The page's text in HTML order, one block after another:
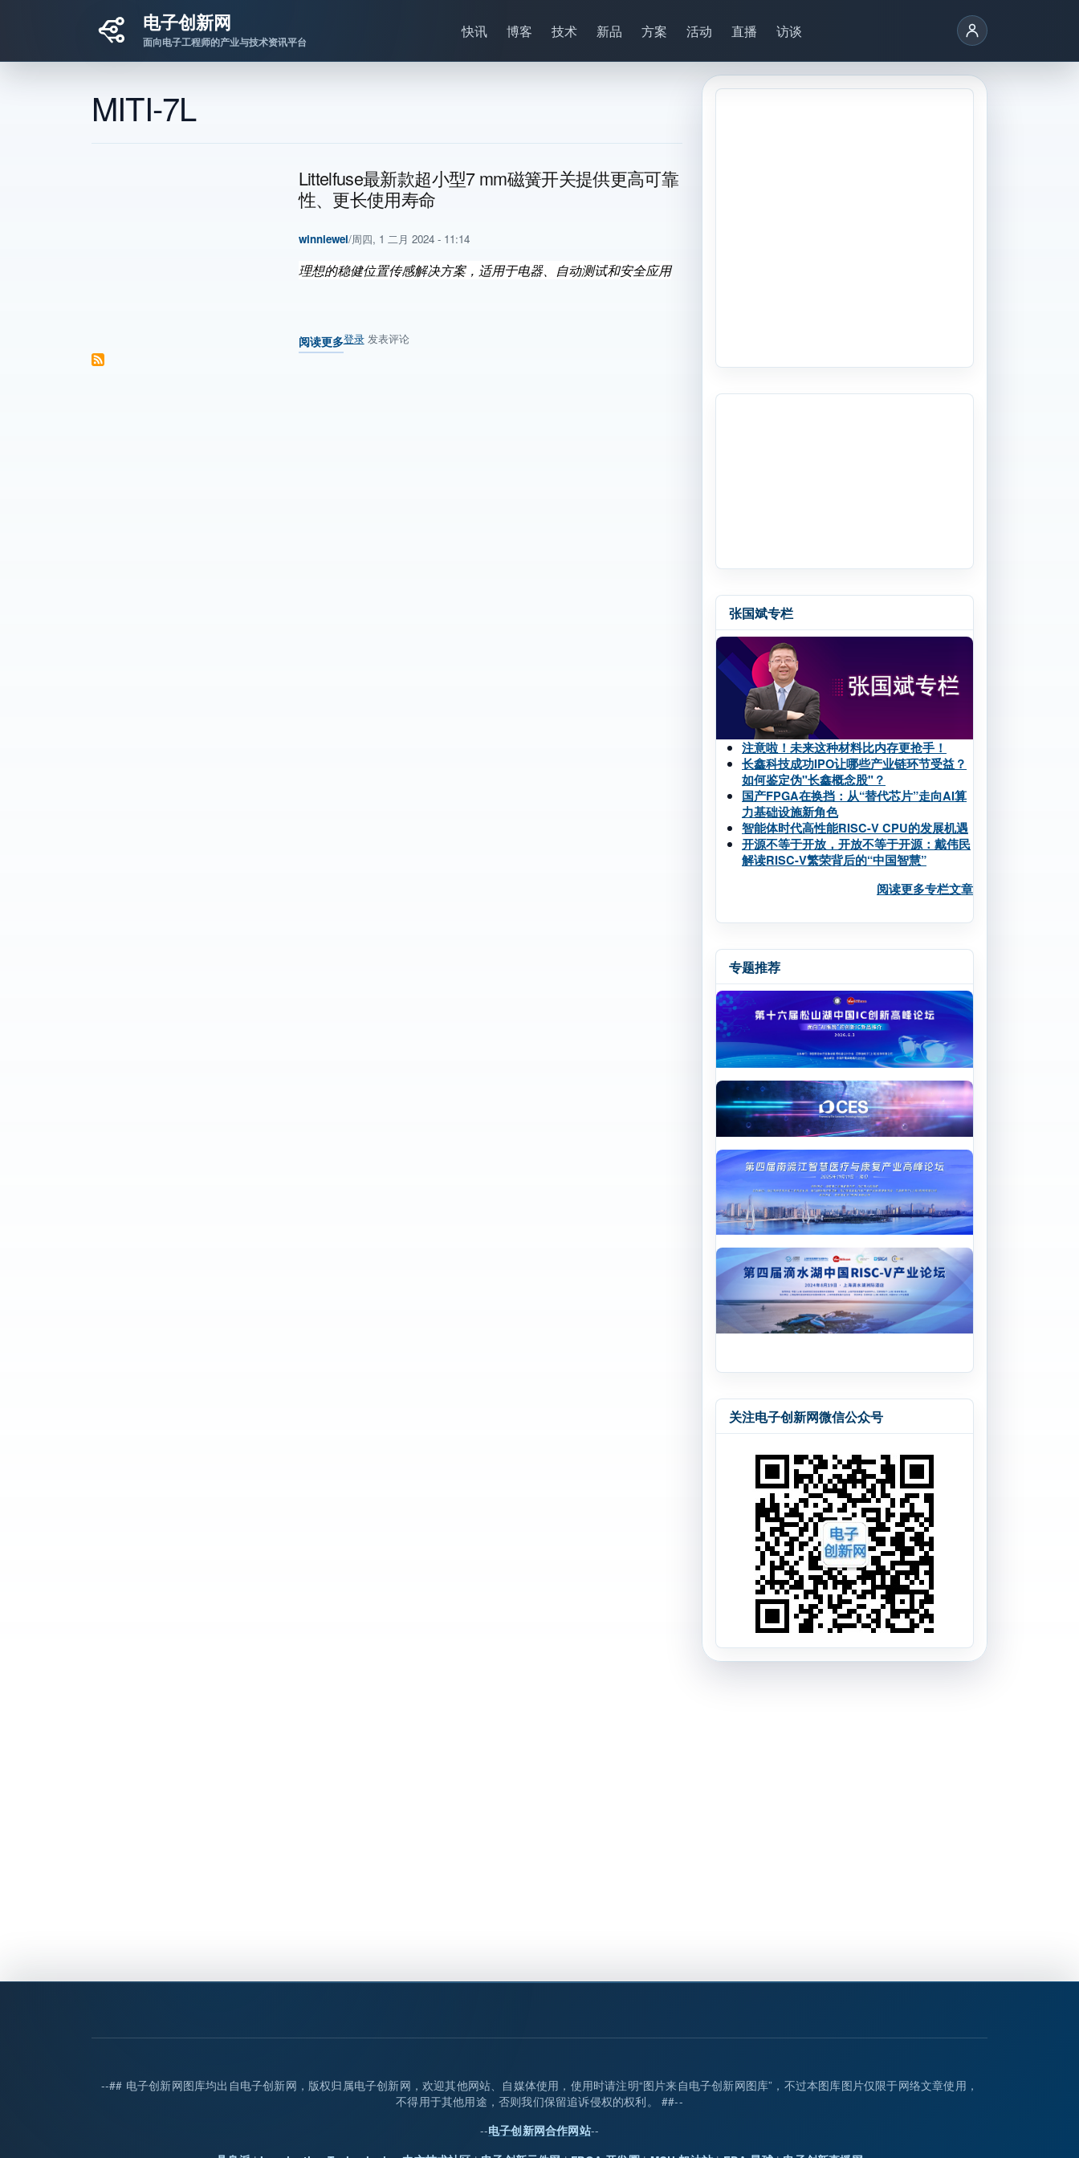
电子创新网
面向电子工程师的产业与技术资讯平台
快讯 博客 技术 新品 方案 活动 直播 访谈
MITI-7L
Littelfuse最新款超小型7 mm磁簧开关提供更高可靠
性、更长使用寿命
winniewei/周四, 1 二月 2024 - 11:14
理想的稳健位置传感解决方案，适用于电器、自动测试和安全应用
阅读更多
关于 Littelfuse最新款超小型7 mm磁簧开关提供更高可靠性、更长使用寿命
登录发表评论
张国斌专栏
注意啦！未来这种材料比内存更抢手！
长鑫科技成功IPO让哪些产业链环节受益？
如何鉴定伪"长鑫概念股"？
国产FPGA在换挡：从“替代芯片”走向AI算
力基础设施新角色
智能体时代高性能RISC-V CPU的发展机遇
开源不等于开放，开放不等于开源：戴伟民
解读RISC-V繁荣背后的“中国智慧”
阅读更多专栏文章
专题推荐
关注电子创新网微信公众号
--## 电子创新网图库均出自电子创新网，版权归属电子创新网，欢迎其他网站、自媒体使用，使用时请注明“图片来自电子创新网图库”，不过本图库图片仅限于网络文章使用，
不得用于其他用途，否则我们保留追诉侵权的权利。 ##--
--电子创新网合作网站--